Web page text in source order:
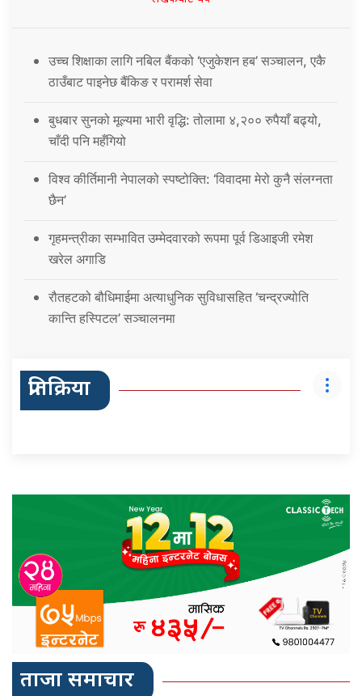
उच्च शिक्षाका लागि नबिल बैंकको ‘एजुकेशन हब’ सञ्चालन, एकै
ठाउँबाट पाइनेछ बैंकिङ र परामर्श सेवा
बुधबार सुनको मूल्यमा भारी वृद्धि: तोलामा ४,२०० रुपैयाँ बढ्यो,
चाँदी पनि महँगियो
विश्व कीर्तिमानी नेपालको स्पष्टोक्ति: ‘विवादमा मेरो कुनै संलग्नता
छैन’
गृहमन्त्रीका सम्भावित उम्मेदवारको रूपमा पूर्व डिआइजी रमेश
खरेल अगाडि
रौतहटको बौधिमाईमा अत्याधुनिक सुविधासहित ‘चन्द्रज्योति
कान्ति हस्पिटल’ सञ्चालनमा
प्रतिक्रिया
ताजा समाचार